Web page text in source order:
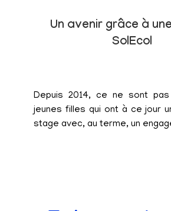
Un avenir grâce à
SolEcol
Depuis 2014, ce ne sont
jeunes filles qui ont à ce jour
stage avec, au terme, un